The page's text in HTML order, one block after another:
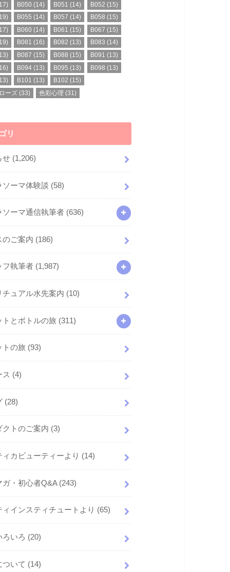
B050 (14) B051 (14) B052 (15)
B055 (14) B057 (14) B058 (15)
B060 (14) B061 (15) B067 (15)
B081 (16) B082 (13) B083 (14)
B087 (15) B088 (15) B091 (13)
B094 (13) B095 (13) B098 (13)
B101 (13) B102 (15)
ーズ (33) 色彩心理 (31)
リ
せ (1,206)
ソーマ体験談 (58)
ソーマ通信執筆者 (636)
のご案内 (186)
フ執筆者 (1,987)
チュアル水先案内 (10)
トとボトルの旅 (311)
トの旅 (93)
ス (4)
(28)
クトのご案内 (3)
ィカビューティーより (14)
ガ・初心者Q&A (243)
ィインスティチュートより (65)
ろいろ (20)
ついて (14)